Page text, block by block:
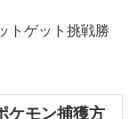
トゲット挑戦勝
ケモン捕獲方